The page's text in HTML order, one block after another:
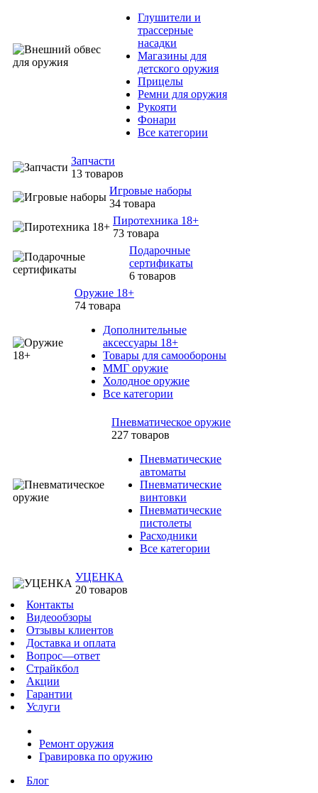
Глушители и
трассерные
насадки
Магазины для
детского оружия
Прицелы
Ремни для оружия
Рукояти
Фонари
Все категории
Запчасти
13 товаров
Игровые наборы
34 товара
Пиротехника 18+
73 товара
Подарочные
сертификаты
6 товаров
Оружие 18+
74 товара
Дополнительные
аксессуары 18+
Товары для самообороны
ММГ оружие
Холодное оружие
Все категории
Пневматическое оружие
227 товаров
Пневматические
автоматы
Пневматические
винтовки
Пневматические
пистолеты
Расходники
Все категории
УЦЕНКА
20 товаров
Контакты
Видеообзоры
Отзывы клиентов
Доставка и оплата
Вопрос—ответ
Страйкбол
Акции
Гарантии
Услуги
Ремонт оружия
Гравировка по оружию
Блог